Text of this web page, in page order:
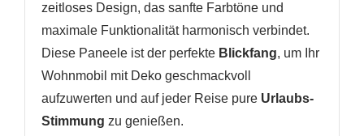
zeitloses Design, das sanfte Farbtöne und
maximale Funktionalität harmonisch verbindet.
Diese Paneele ist der perfekte Blickfang, um Ihr
Wohnmobil mit Deko geschmackvoll
aufzuwerten und auf jeder Reise pure Urlaubs-
Stimmung zu genießen.